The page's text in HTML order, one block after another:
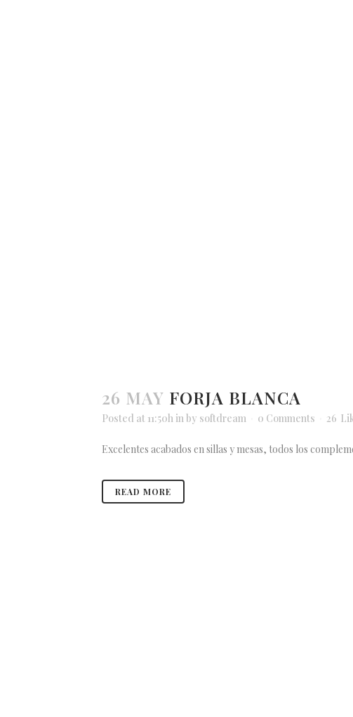
26 MAY FORJA BLANCA
Posted at 11:50h inby softdream 0 Comments 26
Excelentes acabados en sillas y mesas, todos los
READ MORE